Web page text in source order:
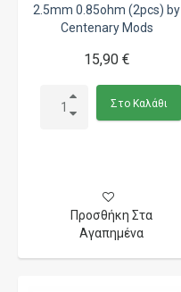
2.5mm 0.85ohm (2pcs) by
Centenary Mods
15,90 €
Στο Καλάθι
Προσθήκη Στα
Αγαπημένα